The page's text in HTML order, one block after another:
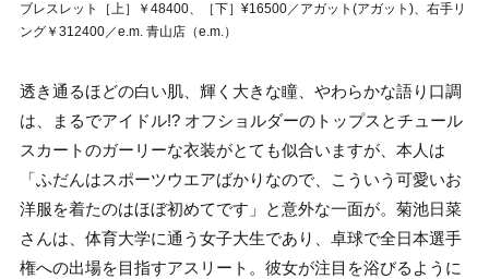
ブレスレット［上］￥48400、［下］¥16500／アガット(アガット)、右手リ
ング￥312400／e.m. 青山店（e.m.）
透き通るほどの白い肌、輝く大きな瞳、やわらかな語り口調
は、まるでアイドル!? オフショルダーのトップスとチュール
スカートのガーリーな衣装がとても似合いますが、本人は
「ふだんはスポーツウエアばかりなので、こういう可愛いお
洋服を着たのはほぼ初めてです」と意外な一面が。菊池日菜
さんは、体育大学に通う女子大生であり、卓球で全日本選手
権への出場を目指すアスリート。彼女が注目を浴びるように